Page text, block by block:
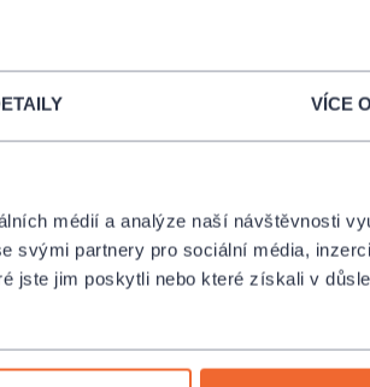
VÍCE
médií a analýze naší návštěvnosti
svými partnery pro sociální média,
jste jim poskytli nebo které získali v